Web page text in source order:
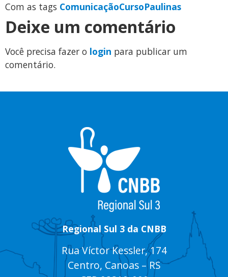
Com as tags ComunicaçãoCursoPaulinas
Deixe um comentário
Você precisa fazer o login para publicar um
comentário.
Regional Sul 3 da CNBB
Rua Víctor Kessler, 174
Centro, Canoas – RS